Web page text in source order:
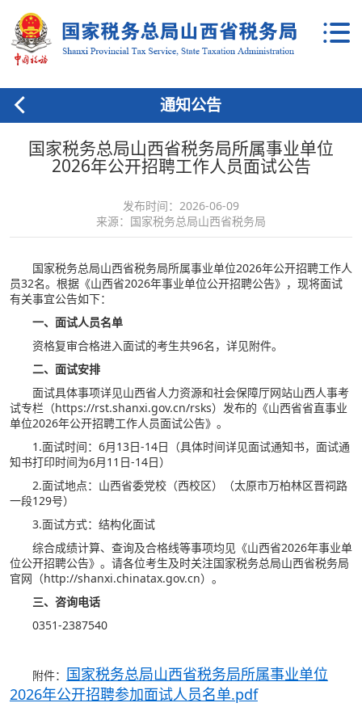
通知公告
国家税务总局山西省税务局所属事业单位
2026年公开招聘工作人员面试公告
发布时间：2026-06-09
来源：国家税务总局山西省税务局
国家税务总局山西省税务局所属事业单位2026年公开招聘工作人
员32名。根据《山西省2026年事业单位公开招聘公告》，现将面试
有关事宜公告如下：
一、面试人员名单
资格复审合格进入面试的考生共96名，详见附件。
二、面试安排
面试具体事项详见山西省人力资源和社会保障厅网站山西人事考
试专栏（https://rst.shanxi.gov.cn/rsks）发布的《山西省省直事业
单位2026年公开招聘工作人员面试公告》。
1.面试时间：6月13日-14日（具体时间详见面试通知书，面试通
知书打印时间为6月11日-14日）
2.面试地点：山西省委党校（西校区）（太原市万柏林区晋祠路
一段129号）
3.面试方式：结构化面试
综合成绩计算、查询及合格线等事项均见《山西省2026年事业单
位公开招聘公告》。请各位考生及时关注国家税务总局山西省税务局
官网（http://shanxi.chinatax.gov.cn）。
三、咨询电话
0351-2387540
附件： 国家税务总局山西省税务局所属事业单位
2026年公开招聘参加面试人员名单.pdf